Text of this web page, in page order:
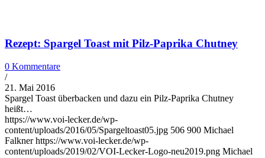
Rezept: Spargel Toast mit Pilz-Paprika Chutney
0 Kommentare
/
21. Mai 2016
Spargel Toast überbacken und dazu ein Pilz-Paprika Chutney
heißt…
https://www.voi-lecker.de/wp-
content/uploads/2016/05/Spargeltoast05.jpg 506 900 Michael
Falkner https://www.voi-lecker.de/wp-
content/uploads/2019/02/VOI-Lecker-Logo-neu2019.png Michael